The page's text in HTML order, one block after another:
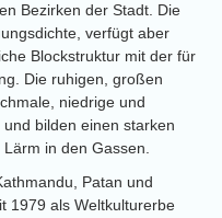
Bezirken der Stadt. Die
verfügt aber
Blockstruktur mit der für
Die ruhigen, großen
niedrige und
bilden einen starken
in den Gassen.
Patan und
1979 als Weltkulturerbe